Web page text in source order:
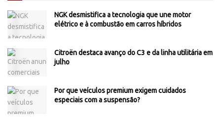
NGK desmistifica a tecnologia que une motor
elétrico e à combustão em carros híbridos
Citroën destaca avanço do C3 e da linha utilitária em
julho
Por que veículos premium exigem cuidados
especiais com a suspensão?